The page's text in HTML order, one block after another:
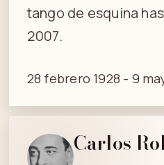
tango de esquina
2007.
28 febrero 1928 - 9
Carlos